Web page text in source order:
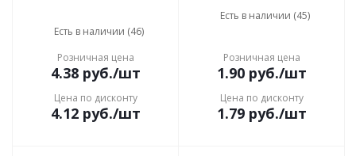
Есть в наличии (46)
Розничная цена
4.38руб./шт
Цена по дисконту
4.12руб./шт
Есть в наличии (45)
Розничная цена
1.90руб./шт
Цена по дисконту
1.79руб./шт